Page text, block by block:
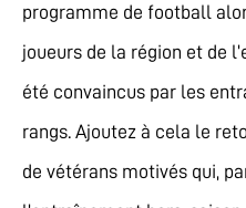
programme de football
joueurs de la région et de
été convaincus par les
rangs. Ajoutez à cela le
de vétérans motivés qui,